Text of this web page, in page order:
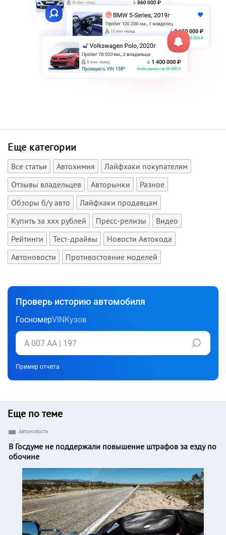
Еще категории
Все статьи Автохимия
Лайфхаки покупателям
Отзывы владельцев
Авторынки
Разное
Обзоры б/у авто
Лайфхаки продавцам
Купить за xxx рублей
Пресс-релизы
Видео
Рейтинги
Тест-драйвы
Новости Автокода
Автоновости
Противостояние моделей
Проверь историю автомобиля
ГосномерVIN Кузов
Пример отчета
Еще по теме
Автоновости
В Госдуме не поддержали повышение штрафов за езду по
обочине